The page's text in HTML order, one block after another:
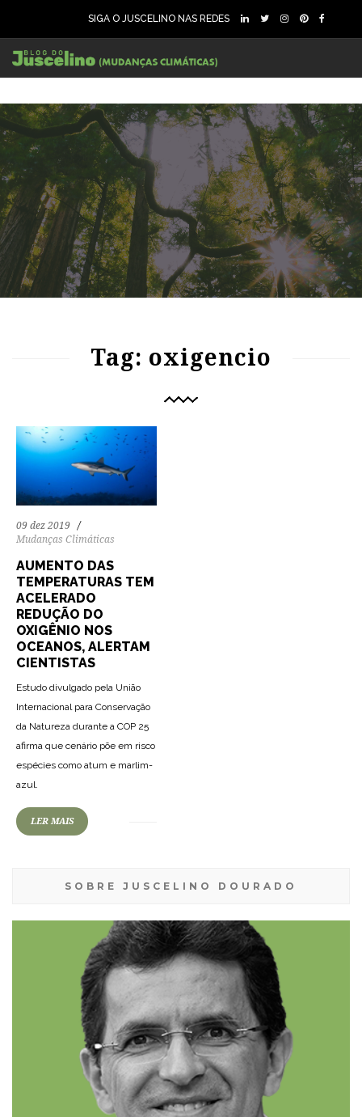
SIGA O JUSCELINO NAS REDES
Tag: oxigencio
09 dez 2019
Mudanças Climáticas
AUMENTO DAS
TEMPERATURAS TEM
ACELERADO
REDUÇÃO DO
OXIGÊNIO NOS
OCEANOS, ALERTAM
CIENTISTAS
Estudo divulgado pela União
Internacional para Conservação
da Natureza durante a COP 25
afirma que cenário põe em risco
espécies como atum e marlim-
azul.
LER MAIS
SOBRE JUSCELINO DOURADO